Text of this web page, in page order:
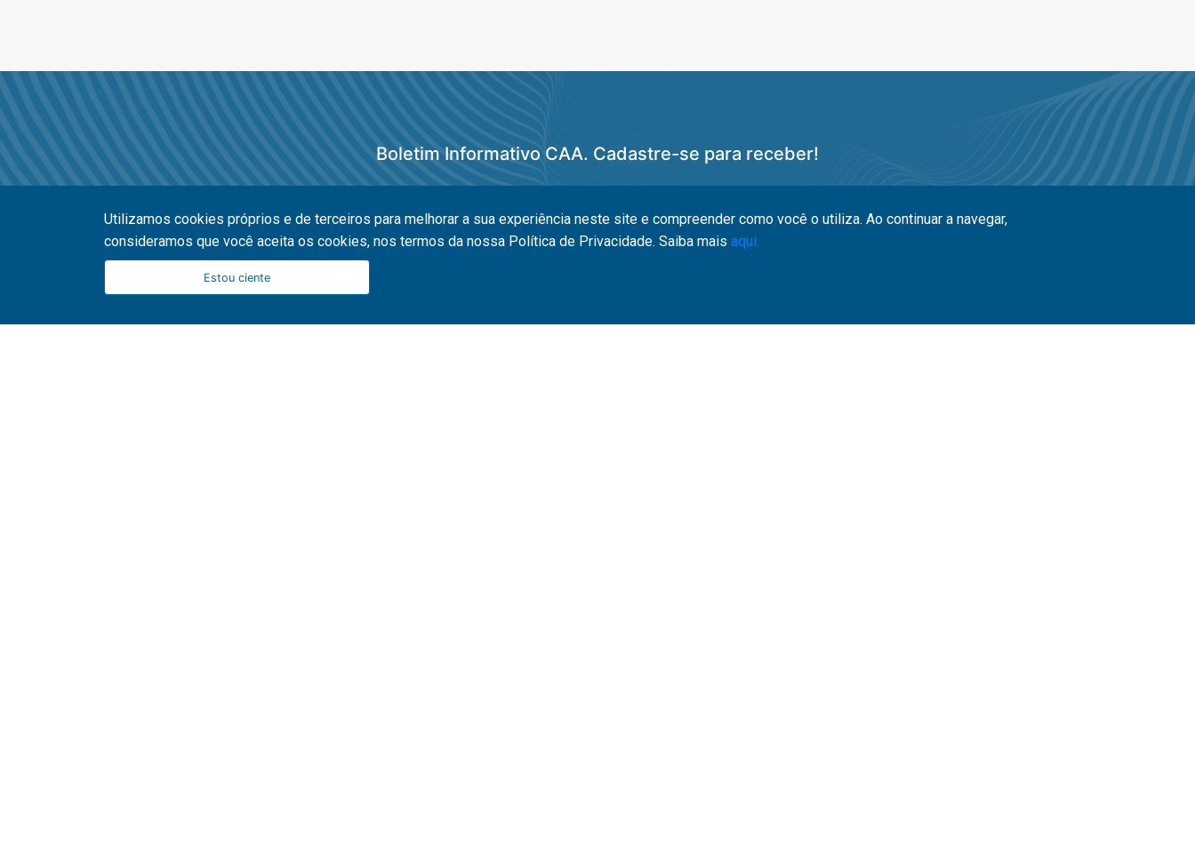
Utilizamos cookies próprios e de terceiros para melhorar a sua experiência neste site e compreender como você o utiliza. Ao continuar a navegar,
consideramos que você aceita os cookies, nos termos da nossa Política de Privacidade. Saiba mais aqui.
Estou ciente
Boletim Informativo CAA. Cadastre-se para receber!